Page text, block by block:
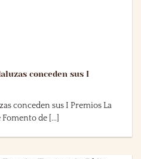
conceden sus I
conceden sus I Premios La
de [...]